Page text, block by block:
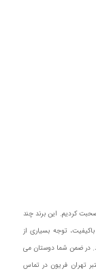
کردیم. این برند چند
توجه بسیاری از
در ضمن شما دوستان می
تهران فریون در تماس